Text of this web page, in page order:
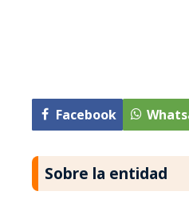
Facebook
Sobre la entidad